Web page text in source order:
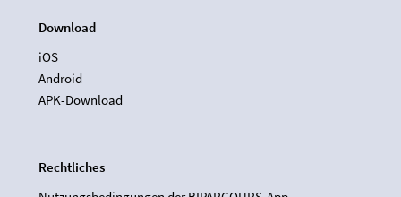
Download
iOS
Android
APK-Download
Rechtliches